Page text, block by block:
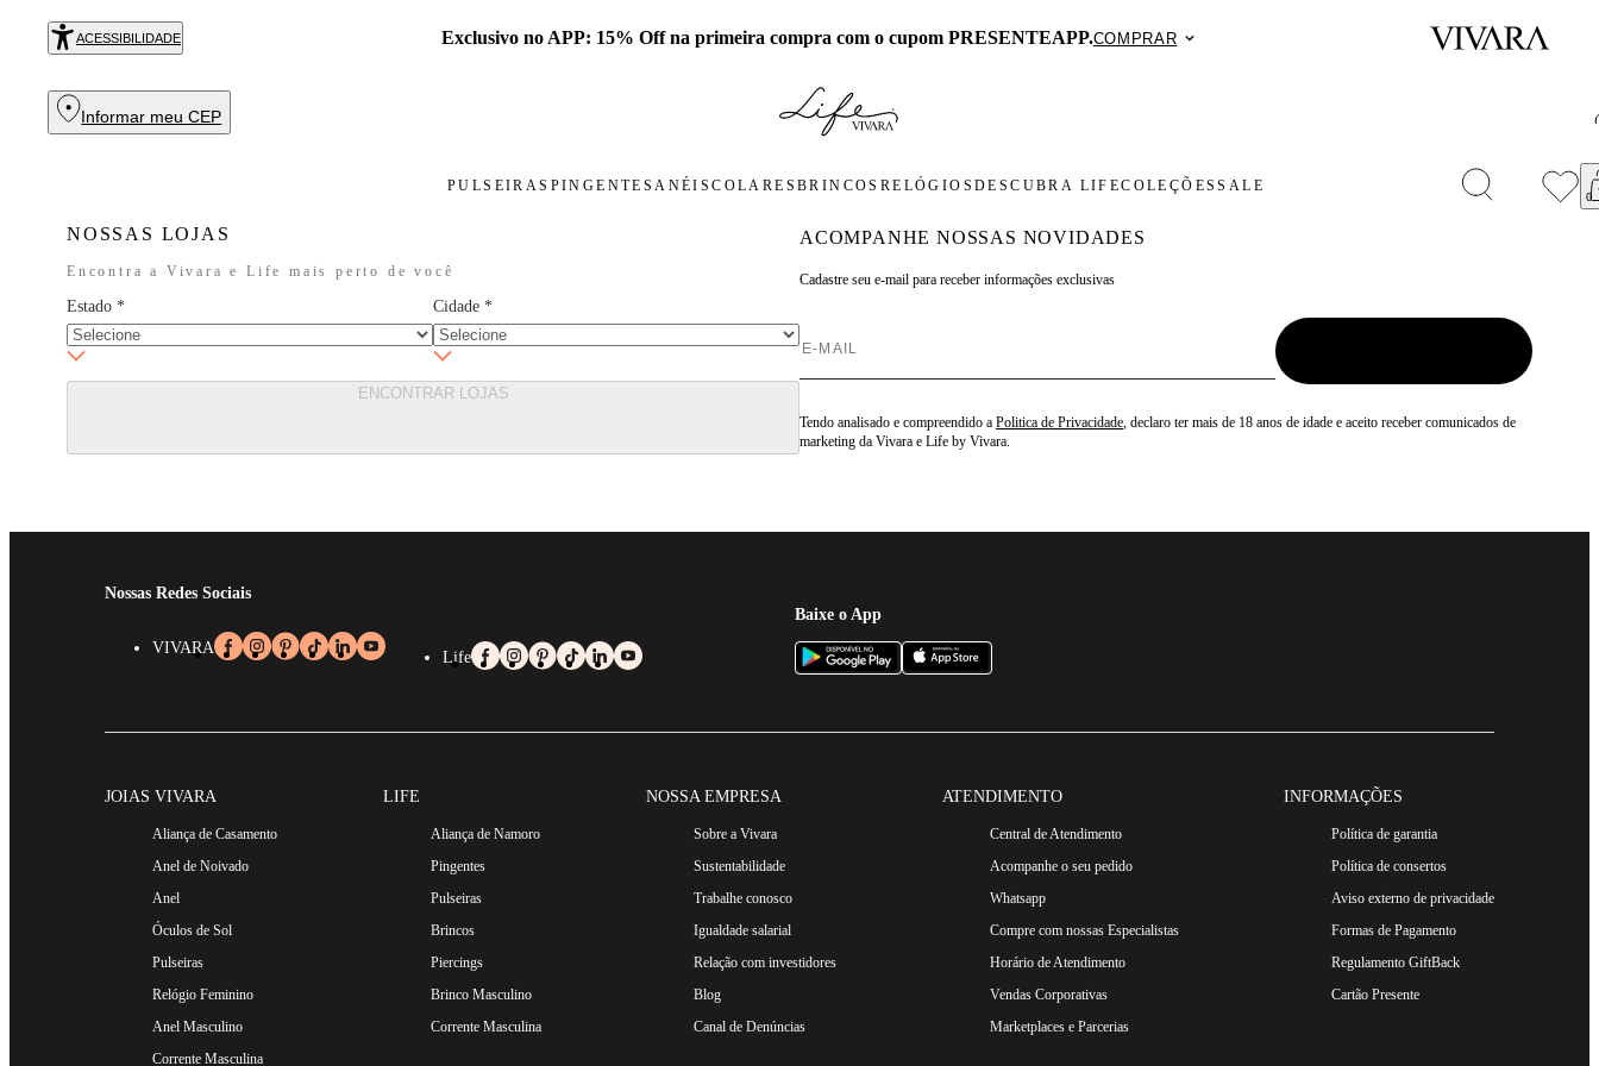
ACESSIBILIDADE Exclusivo no APP: 15% Off na primeira compra com o cupom PRESENTEAPP.COMPRAR
Informar meu CEP
PULSEIRAS PINGENTESANÉISCOLARES BRINCOS RELÓGIOSDESCUBRA LIFECOLEÇÕESSALE
NOSSAS LOJAS
Encontra a Vivara e Life mais perto de você
Estado * Cidade *
ENCONTRAR LOJAS
ACOMPANHE NOSSAS NOVIDADES
Cadastre seu e-mail para receber informações exclusivas
Tendo analisado e compreendido a Politica de Privacidade, declaro ter mais de 18 anos de idade e aceito receber comunicados de
marketing da Vivara e Life by Vivara.
Nossas Redes Sociais
VIVARA
Life
Baixe o App
JOIAS VIVARA
Aliança de Casamento
Anel de Noivado
Anel
Óculos de Sol
Pulseiras
Relógio Feminino
Anel Masculino
Corrente Masculina
LIFE
Aliança de Namoro
Pingentes
Pulseiras
Brincos
Piercings
Brinco Masculino
Corrente Masculina
NOSSA EMPRESA
Sobre a Vivara
Sustentabilidade
Trabalhe conosco
Igualdade salarial
Relação com investidores
Blog
Canal de Denúncias
ATENDIMENTO
Central de Atendimento
Acompanhe o seu pedido
Whatsapp
Compre com nossas Especialistas
Horário de Atendimento
Vendas Corporativas
Marketplaces e Parcerias
INFORMAÇÕES
Política de garantia
Política de consertos
Aviso externo de privacidade
Formas de Pagamento
Regulamento GiftBack
Cartão Presente